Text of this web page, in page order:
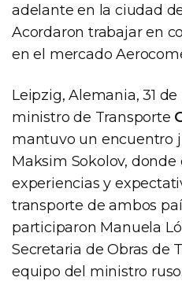
adelante en la ciudad
Acordaron trabajar en
en el mercado
Leipzig, Alemania, 31 de
ministro de Transporte
mantuvo un encuentro
Maksim Sokolov,
experiencias y
transporte de ambos
participaron Manuela
Secretaria de Obras de
equipo del ministro ruso.